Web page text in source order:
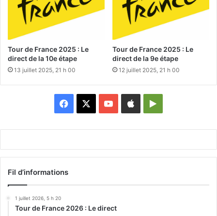
Tour de France 2025 : Le
direct de la 10e étape
13 juillet 2025, 21 h 00
Tour de France 2025 : Le
direct de la 9e étape
12 juillet 2025, 21 h 00
Facebook YouTubeAppleGoogle
Fil d’informations
1 juillet 2026, 5 h 20
Tour de France 2026 : Le direct